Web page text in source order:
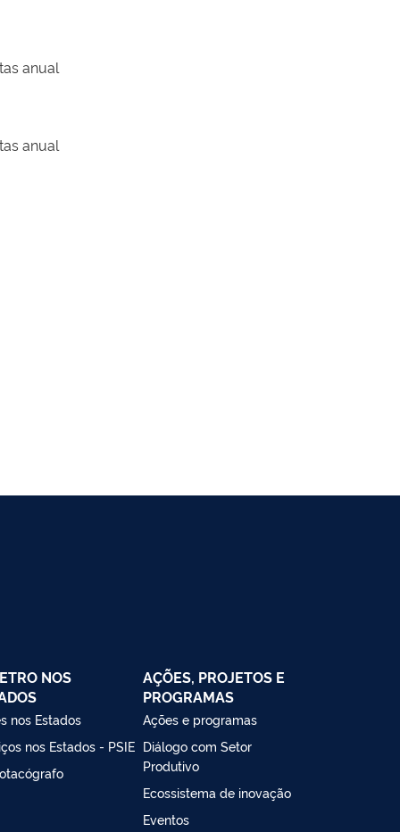
anual
anual
NOS
nos Estados
nos Estados - PSIE
AÇÕES, PROJETOS E
PROGRAMAS
Ações e programas
Diálogo com Setor
Produtivo
Ecossistema de inovação
Eventos